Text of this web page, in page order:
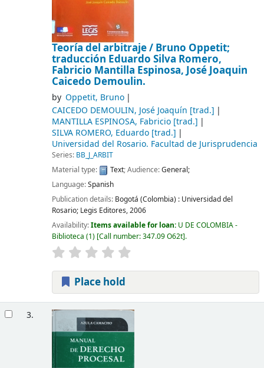
Teoría del arbitraje / Bruno Oppetit;
traducción Eduardo Silva Romero,
Fabricio Mantilla Espinosa, José Joaquin
Caicedo Demoulin.
by Oppetit, Bruno
CAICEDO DEMOULIN, José Joaquín [trad.]
MANTILLA ESPINOSA, Fabricio[trad.]
SILVA ROMERO, Eduardo[trad.]
Universidad del Rosario. Facultad de Jurisprudencia
Series: BB_J_ARBIT
Material type:
Text; Audience:General;
Language:Spanish
Publication details: Bogotá (Colombia) : Universidad del
Rosario; Legis Editores,2006
Availability:Items available for loan: U DE COLOMBIA -
Biblioteca (1) Call number:347.09 O62t .
Place hold
3.